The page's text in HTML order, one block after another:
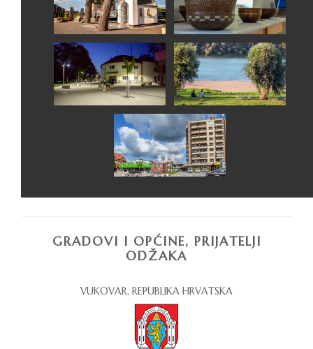
GRADOVI I OPĆINE, PRIJATELJI
ODŽAKA
VUKOVAR, REPUBLIKA HRVATSKA